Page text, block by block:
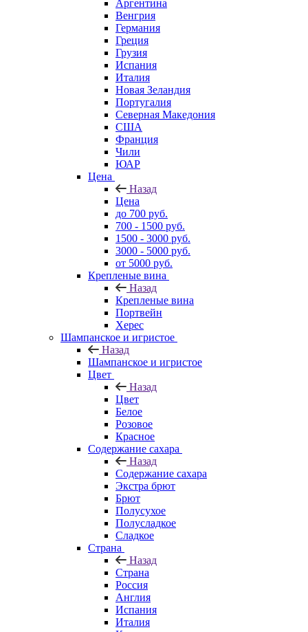
Аргентина
Венгрия
Германия
Греция
Грузия
Испания
Италия
Новая Зеландия
Португалия
Северная Македония
США
Франция
Чили
ЮАР
Цена
Назад
Цена
до 700 руб.
700 - 1500 руб.
1500 - 3000 руб.
3000 - 5000 руб.
от 5000 руб.
Крепленые вина
Назад
Крепленые вина
Портвейн
Херес
Шампанское и игристое
Назад
Шампанское и игристое
Цвет
Назад
Цвет
Белое
Розовое
Красное
Содержание сахара
Назад
Содержание сахара
Экстра брют
Брют
Полусухое
Полусладкое
Сладкое
Страна
Назад
Страна
Россия
Англия
Испания
Италия